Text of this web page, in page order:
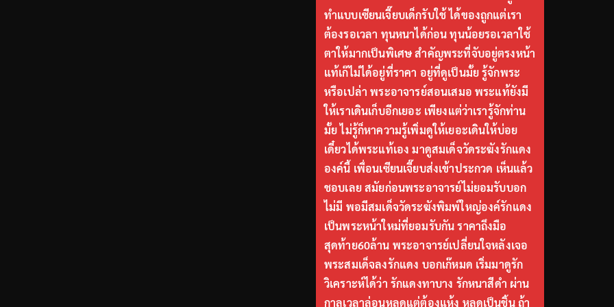
ทำแบบเซียนเจี๊ยบเด็กรับใช้ ได้ของถูกแต่เรา
ต้องรอเวลา ทุนหนาได้ก่อน ทุนน้อยรอเวลาใช้
ตาให้มากเป็นพิเศษ สำคัญพระที่จับอยู่ตรงหน้า
แท้เก๊ไม่ได้อยู่ที่ราคา อยู่ที่ดูเป็นมั้ย รู้จักพระ
หรือเปล่า พระอาจารย์สอนเสมอ พระแท้ยังมี
ให้เราเดินเก็บอีกเยอะ เพียงแต่ว่าเรารู้จักท่าน
มั้ย ไม่รู้ก็หาความรู้เพิ่มดูให้เยอะเดินให้บ่อย
เดี๋ยวได้พระแท้เอง มาดูสมเด็จวัดระฆังรักแดง
องค์นี้ เพื่อนเซียนเจี๊ยบส่งเข้าประกวด เห็นแล้ว
ชอบเลย สมัยก่อนพระอาจารย์ไม่ยอมรับบอก
ไม่มี พอมีสมเด็จวัดระฆังพิมพ์ใหญ่องค์รักแดง
เป็นพระหน้าใหม่ที่ยอมรับกัน ราคาถึงมือ
สุดท้าย60ล้าน พระอาจารย์เปลี่ยนใจหลังเจอ
พระสมเด็จลงรักแดง บอกเก๊หมด เริ่มมาดูรัก
วิเคราะห์ได้ว่า รักแดงทาบาง รักหนาสีดำ ผ่าน
กาลเวลาล่อนหลุดแต่ต้องแห้ง หลุดเป็นชิ้น ถ้า